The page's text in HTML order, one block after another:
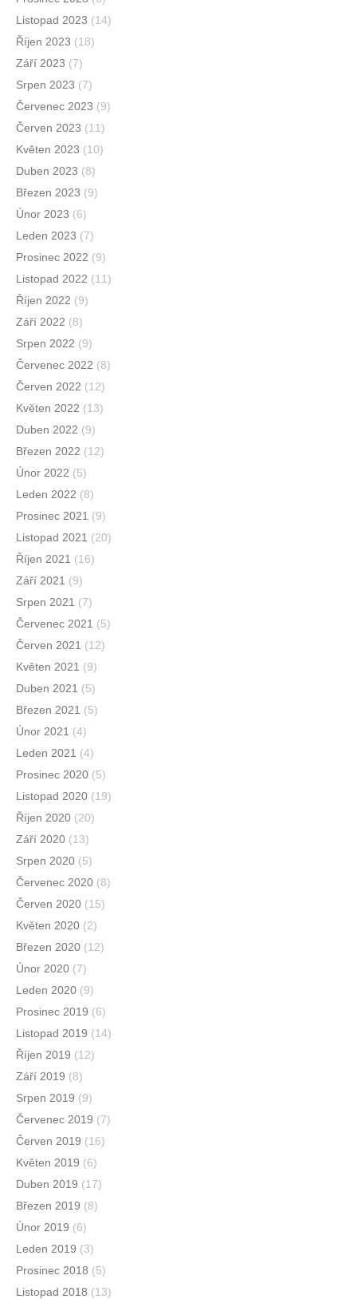
Listopad 2023 (14)
Říjen 2023 (18)
Září 2023 (7)
Srpen 2023 (7)
Červenec 2023 (9)
Červen 2023 (11)
Květen 2023 (10)
Duben 2023 (8)
Březen 2023 (9)
Únor 2023 (6)
Leden 2023 (7)
Prosinec 2022 (9)
Listopad 2022 (11)
Říjen 2022 (9)
Září 2022 (8)
Srpen 2022 (9)
Červenec 2022 (8)
Červen 2022 (12)
Květen 2022 (13)
Duben 2022 (9)
Březen 2022 (12)
Únor 2022 (5)
Leden 2022 (8)
Prosinec 2021 (9)
Listopad 2021 (20)
Říjen 2021 (16)
Září 2021 (9)
Srpen 2021 (7)
Červenec 2021 (5)
Červen 2021 (12)
Květen 2021 (9)
Duben 2021 (5)
Březen 2021 (5)
Únor 2021 (4)
Leden 2021 (4)
Prosinec 2020 (5)
Listopad 2020 (19)
Říjen 2020 (20)
Září 2020 (13)
Srpen 2020 (5)
Červenec 2020 (8)
Červen 2020 (15)
Květen 2020 (2)
Březen 2020 (12)
Únor 2020 (7)
Leden 2020 (9)
Prosinec 2019 (6)
Listopad 2019 (14)
Říjen 2019 (12)
Září 2019 (8)
Srpen 2019 (9)
Červenec 2019 (7)
Červen 2019 (16)
Květen 2019 (6)
Duben 2019 (17)
Březen 2019 (8)
Únor 2019 (6)
Leden 2019 (3)
Prosinec 2018 (5)
Listopad 2018 (13)